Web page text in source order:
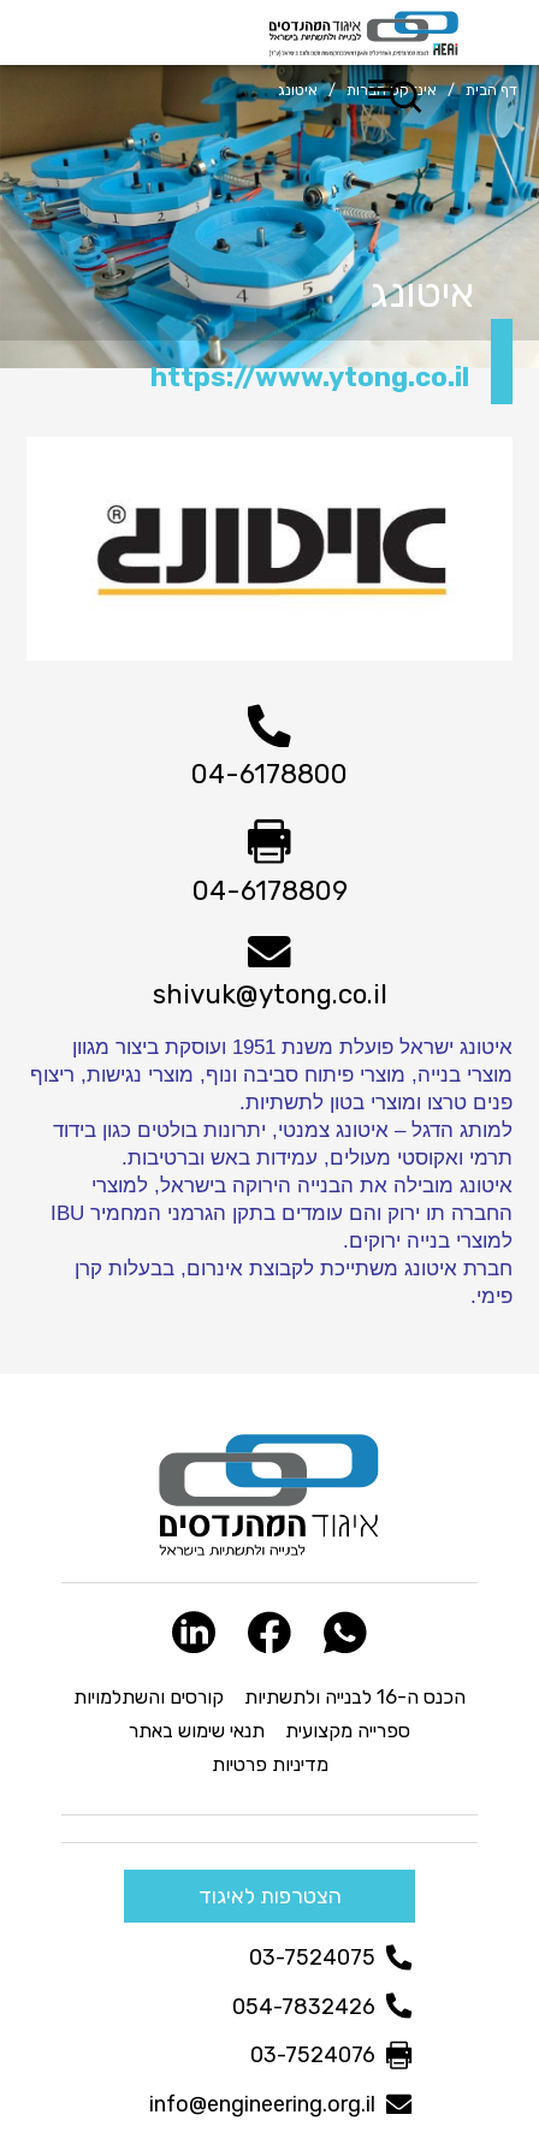
דף הבית / אינדקס חברות / איטונג
איטונג
https://www.ytong.co.il
04-6178800
04-6178809
shivuk@ytong.co.il
איטונג ישראל פועלת משנת 1951 ועוסקת ביצור מגוון
מוצרי בנייה, מוצרי פיתוח סביבה ונוף, מוצרי נגישות, ריצוף
פנים טרצו ומוצרי בטון לתשתיות.
למותג הדגל – איטונג צמנטי, יתרונות בולטים כגון בידוד
תרמי ואקוסטי מעולים, עמידות באש וברטיבות.
איטונג מובילה את הבנייה הירוקה בישראל, למוצרי
החברה תו ירוק והם עומדים בתקן הגרמני המחמיר IBU
למוצרי בנייה ירוקים.
חברת איטונג משתייכת לקבוצת אינרום, בבעלות קרן
פימי.
הכנס ה-16 לבנייה ולתשתיות
קורסים והשתלמויות
ספרייה מקצועית
תנאי שימוש באתר
מדיניות פרטיות
הצטרפות לאיגוד
03-7524075
054-7832426
03-7524076
info@engineering.org.il